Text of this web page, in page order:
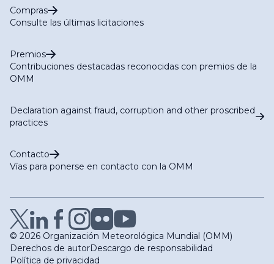
Compras
Consulte las últimas licitaciones
Premios
Contribuciones destacadas reconocidas con premios de la
OMM
Declaration against fraud, corruption and other proscribed
practices
Contacto
Vías para ponerse en contacto con la OMM
© 2026 Organización Meteorológica Mundial (OMM)
Derechos de autorDescargo de responsabilidad
Política de privacidad